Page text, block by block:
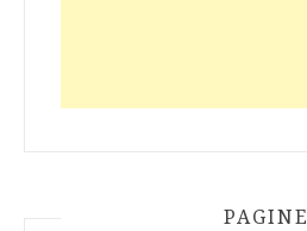
PAGINE